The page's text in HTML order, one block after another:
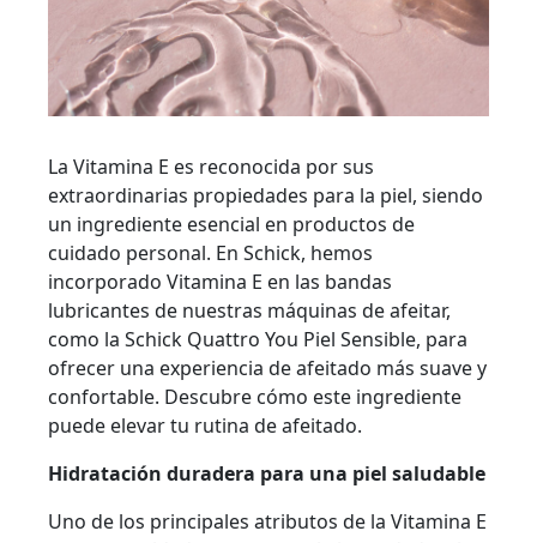
La Vitamina E es reconocida por sus
extraordinarias propiedades para la piel, siendo
un ingrediente esencial en productos de
cuidado personal. En Schick, hemos
incorporado Vitamina E en las bandas
lubricantes de nuestras máquinas de afeitar,
como la Schick Quattro You Piel Sensible, para
ofrecer una experiencia de afeitado más suave y
confortable. Descubre cómo este ingrediente
puede elevar tu rutina de afeitado.
Hidratación duradera para una piel saludable
Uno de los principales atributos de la Vitamina E